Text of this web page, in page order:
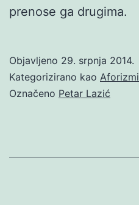
prenose ga drugima.
Objavljeno 29. srpnja 2014.
Kategorizirano kao Aforizmi
Označeno Petar Lazić